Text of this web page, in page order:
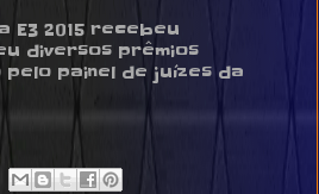
2015 recebeu
diversos prêmios
painel de juízes da